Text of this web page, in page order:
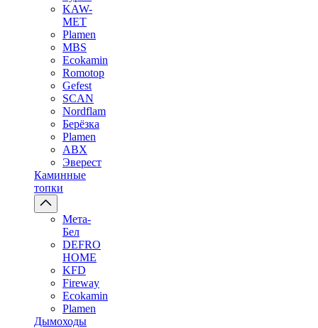
KAW-
MET
Plamen
MBS
Ecokamin
Romotop
Gefest
SCAN
Nordflam
Берёзка
Plamen
ABX
Эверест
Каминные
топки
Мета-
Бел
DEFRO
HOME
KFD
Fireway
Ecokamin
Plamen
Дымоходы